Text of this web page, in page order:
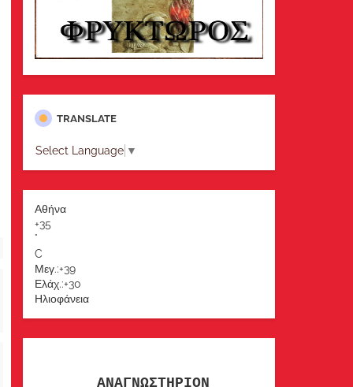
TRANSLATE
Select Language ▼
Αθήνα
+35
°
C
Μεγ.:+39
Ελάχ.:+30
Ηλιοφάνεια
ΑΝΑΓΝΩΣΤΗΡΙΟΝ